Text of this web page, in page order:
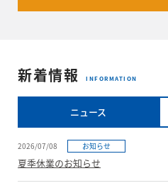
新着情報 INFORMATION
ニュース
2026/07/08 お知らせ
夏季休業のお知らせ